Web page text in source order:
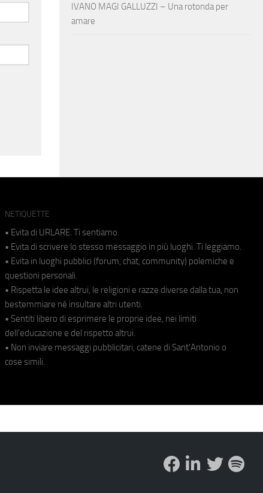
IVANO MAGI GALLUZZI – Una rotonda per
amare
NETIQUETTE
• Evita di URLARE. Ti sentiamo.
• Evita di scrivere lo stesso messaggio in più luoghi. Ti leggiamo.
• Evita in luoghi pubblici (forum, chat, community) polemiche e
questioni personali.
• Rispetta le idee altrui, le religioni e razze diverse dalla tua, non
bestemmiare né insultare altri utenti.
• Sentiti libero di esprimere le proprie idee, nei limiti
dell'educazione e del rispetto altrui.
• Non inviare messaggi pubblicitari, catene di Sant'Antonio o
cose simili.